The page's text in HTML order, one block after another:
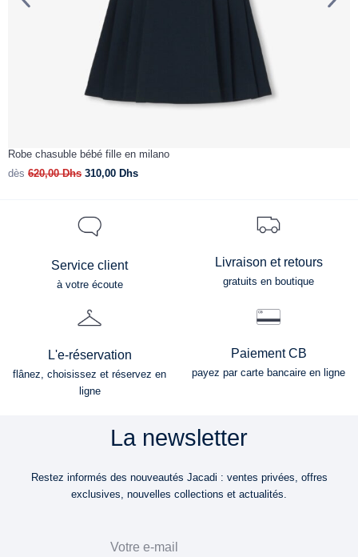
Robe chasuble bébé fille en milano
dès 620,00Dhs 310,00 Dhs
Service client
à votre écoute
Livraison et retours
gratuits en boutique
L'e-réservation
flânez, choisissez et réservez en
ligne
Paiement CB
payez par carte bancaire en ligne
La newsletter
Restez informés des nouveautés Jacadi : ventes privées, offres
exclusives, nouvelles collections et actualités.